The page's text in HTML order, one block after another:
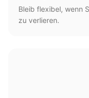
Bleib flexibel, wenn
zu verlieren.